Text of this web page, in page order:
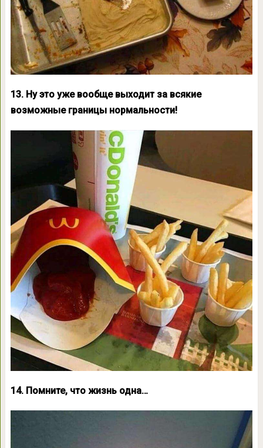
13. Ну это уже вообще выходит за всякие
возможные границы нормальности!
14. Помните, что жизнь одна…